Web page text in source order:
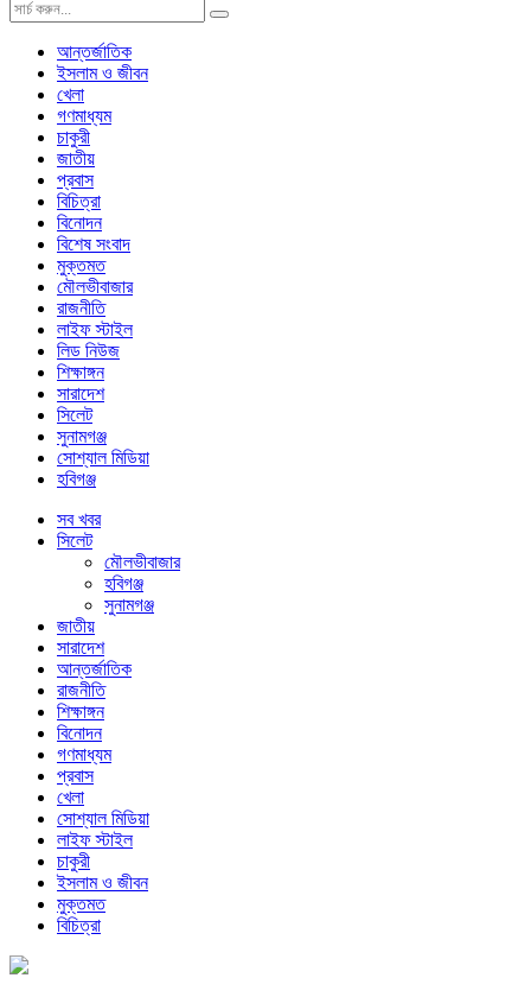
আন্তর্জাতিক
ইসলাম ও জীবন
খেলা
গণমাধ্যম
চাকুরী
জাতীয়
প্রবাস
বিচিত্রা
বিনোদন
বিশেষ সংবাদ
মুক্তমত
মৌলভীবাজার
রাজনীতি
লাইফ স্টাইল
লিড নিউজ
শিক্ষাঙ্গন
সারাদেশ
সিলেট
সুনামগঞ্জ
সোশ্যাল মিডিয়া
হবিগঞ্জ
সব খবর
সিলেট
মৌলভীবাজার
হবিগঞ্জ
সুনামগঞ্জ
জাতীয়
সারাদেশ
আন্তর্জাতিক
রাজনীতি
শিক্ষাঙ্গন
বিনোদন
গণমাধ্যম
প্রবাস
খেলা
সোশ্যাল মিডিয়া
লাইফ স্টাইল
চাকুরী
ইসলাম ও জীবন
মুক্তমত
বিচিত্রা